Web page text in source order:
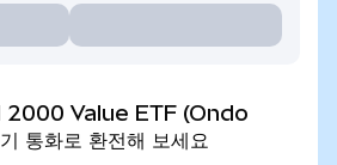
Value ETF (Ondo
통화로 환전해 보세요